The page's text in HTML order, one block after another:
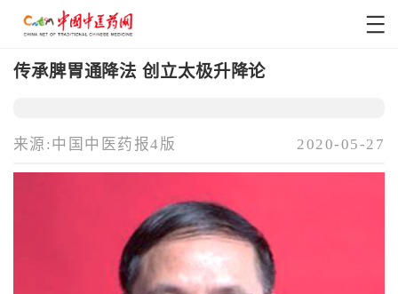
传承脾胃通降法 创立太极升降论
来源:中国中医药报4版 2020-05-27